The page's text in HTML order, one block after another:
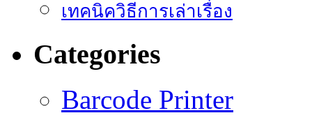
เทคนิควิธีการเล่าเรื่อง
Categories
Barcode Printer